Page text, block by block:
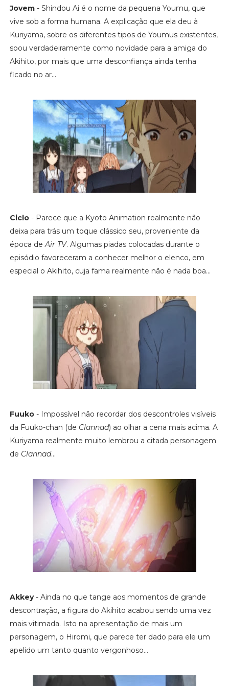
Jovem- Shindou Ai é o nome da pequena Youmu, que
vive sob a forma humana. A explicação que ela deu à
Kuriyama, sobre os diferentes tipos de Youmus existentes,
soou verdadeiramente como novidade para a amiga do
Akihito, por mais que uma desconfiança ainda tenha
ficado no ar...
Ciclo- Parece que a Kyoto Animation realmente não
deixa para trás um toque clássico seu, proveniente da
época deAir TV. Algumas piadas colocadas durante o
episódio favoreceram a conhecer melhor o elenco, em
especial o Akihito, cuja fama realmente não é nada boa...
Fuuko- Impossível não recordar dos descontroles visíveis
da Fuuko-chan (de Clannad) ao olhar a cena mais acima. A
Kuriyama realmente muito lembrou a citada personagem
de Clannad...
Akkey- Ainda no que tange aos momentos de grande
descontração, a figura do Akihito acabou sendo uma vez
mais vitimada. Isto na apresentação de mais um
personagem, o Hiromi, que parece ter dado para ele um
apelido um tanto quanto vergonhoso...